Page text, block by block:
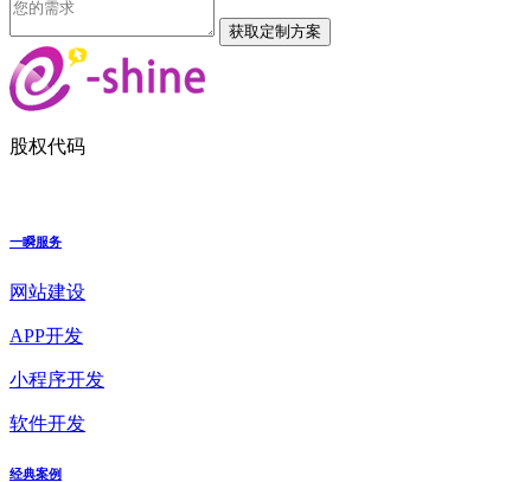
股权代码
一瞬服务
网站建设
APP开发
小程序开发
软件开发
经典案例